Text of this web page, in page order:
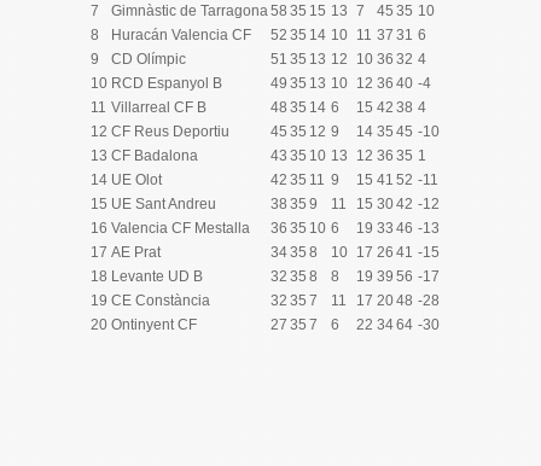
7
Gimnàstic de Tarragona58 35 15 13 7 45 35 10
8
Huracán Valencia CF 52 35 14 10 11 37 31 6
9
CD Olímpic 51 35 13 12 10 36 32 4
10 RCD Espanyol B 49 35 13 10 12 36 40 -4
11 Villarreal CF B 48 35 14 6 15 42 38 4
12 CF Reus Deportiu 45 35 12 9 14 35 45 -10
13 CF Badalona 43 35 10 13 12 36 35 1
14 UE Olot 42 35 11 9 15 41 52 -11
15 UE Sant Andreu 38 35 9 11 15 3042 -12
16 Valencia CF Mestalla 36 35 10 6 19 33 46 -13
17 AE Prat 3435 8 10 17 26 41 -15
18 Levante UD B 32 35 8 8 19 39 56 -17
19 CE Constància 32 35 7 11 17 2048 -28
20 Ontinyent CF 27 35 7 6 22 3464 -30